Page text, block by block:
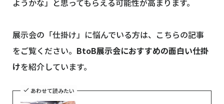
展示会の「仕掛け」に悩んでいる方は、こちらの記事
をご覧ください。 BtoB展示会におすすめの面白い仕掛
けを紹介しています。
あわせて読みたい